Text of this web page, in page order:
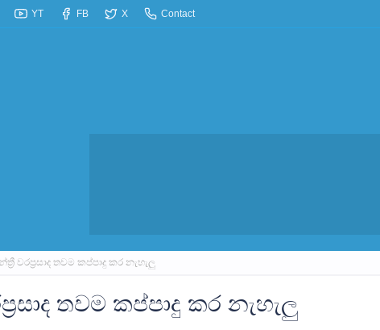
YT FB X Contact
වරප්‍රසාද තවම කප්පාදු කර නැහැලු
තවම කප්පාදු කර නැහැලු